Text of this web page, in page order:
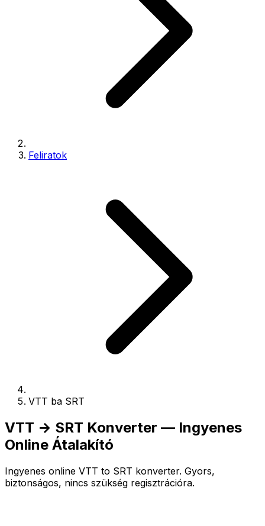
Feliratok
VTT ba SRT
VTT → SRT Konverter — Ingyenes
Online Átalakító
Ingyenes online VTT to SRT konverter. Gyors,
biztonságos, nincs szükség regisztrációra.